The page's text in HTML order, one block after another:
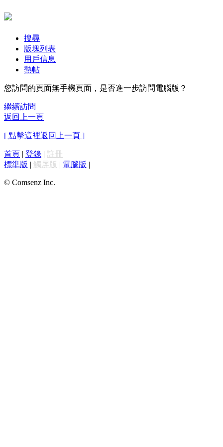
搜尋
版塊列表
用戶信息
熱帖
您訪問的頁面無手機頁面，是否進一步訪問電腦版？
繼續訪問
返回上一頁
[ 點擊這裡返回上一頁 ]
首頁 | 登錄 | 註冊
標準版 | 觸屏版 | 電腦版 |
© Comsenz Inc.